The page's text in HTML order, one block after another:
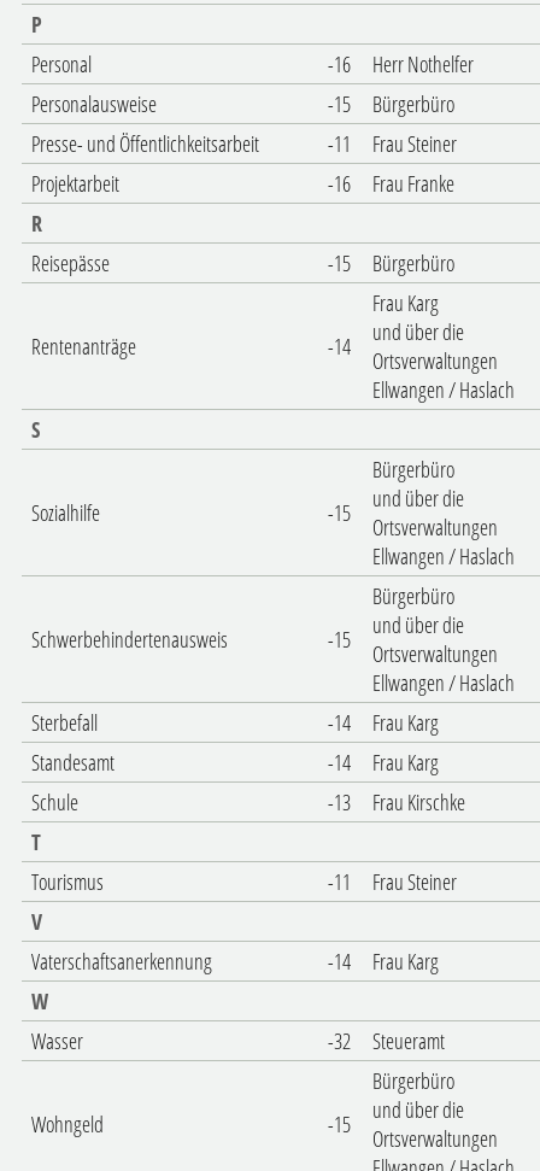
P
Personal
-16
Herr Nothelfer
Personalausweise
-15
Bürgerbüro
Presse- und Öffentlichkeitsarbeit
-11
Frau Steiner
Projektarbeit
-16
Frau Franke
R
Reisepässe
-15 Bürgerbüro
Rentenanträge -14
Frau Karg
und über die
Ortsverwaltungen
Ellwangen / Haslach
S
Sozialhilfe -15
Bürgerbüro
und über die
Ortsverwaltungen
Ellwangen / Haslach
Schwerbehindertenausweis -15
Bürgerbüro
und über die
Ortsverwaltungen
Ellwangen / Haslach
Sterbefall
-14
Frau Karg
Standesamt
-14
Frau Karg
Schule
-13
Frau Kirschke
T
Tourismus
-11
Frau Steiner
V
Vaterschaftsanerkennung
-14
Frau Karg
W
Wasser
-32 Steueramt
Wohngeld -15
Bürgerbüro
und über die
Ortsverwaltungen